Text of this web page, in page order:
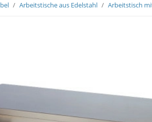
Arbeitstische aus Edelstahl Arbeitstisch